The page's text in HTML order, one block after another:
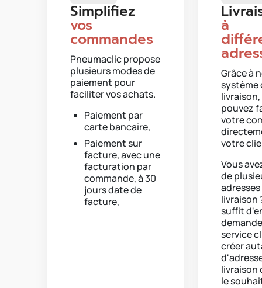
Simplifiez
vos
commandes
Pneumaclic propose
plusieurs modes de
paiement pour
faciliter vos achats.
Paiement par
carte bancaire,
Paiement sur
facture, avec une
facturation par
commande, à 30
jours date de
facture,
à
Grâce à
système
pouvez
votre
votre
Vous
de
livraison
suffit
service
créer
livraison
le